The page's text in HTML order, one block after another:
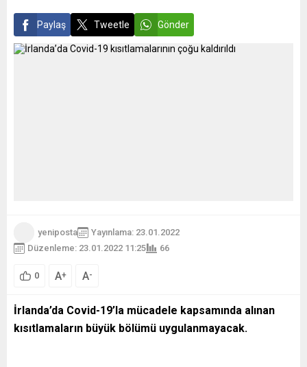
Paylaş Tweetle Gönder
yeniposta
Yayınlama: 23.01.2022
Düzenleme: 23.01.2022 11:25
66
0 A+ A-
İrlanda’da Covid-19’la mücadele kapsamında alınan
kısıtlamaların büyük bölümü uygulanmayacak.